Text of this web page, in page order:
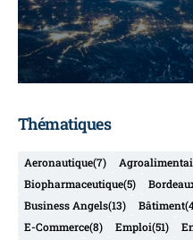
Thématiques
Aeronautique(7)
Biopharmaceutique(5)
Business Angels(13) Bâtiment
E-Commerce(8) Emploi(51)